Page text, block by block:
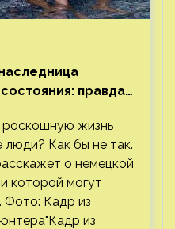
правда
жизнь
люди? Как бы не так.
о немецкой
которой могут
Фото: Кадр из
из